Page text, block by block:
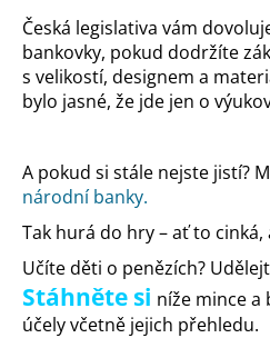
Česká legislativa vám
bankovky, pokud dodržíte
s velikostí, designem a
bylo jasné, že jde jen o
A pokud si stále nejste jistí?
národní banky.
Tak hurá do hry – ať to cinká,
Učíte děti o penězích?
Stáhněte si níže mince a
účely včetně jejich přehledu.